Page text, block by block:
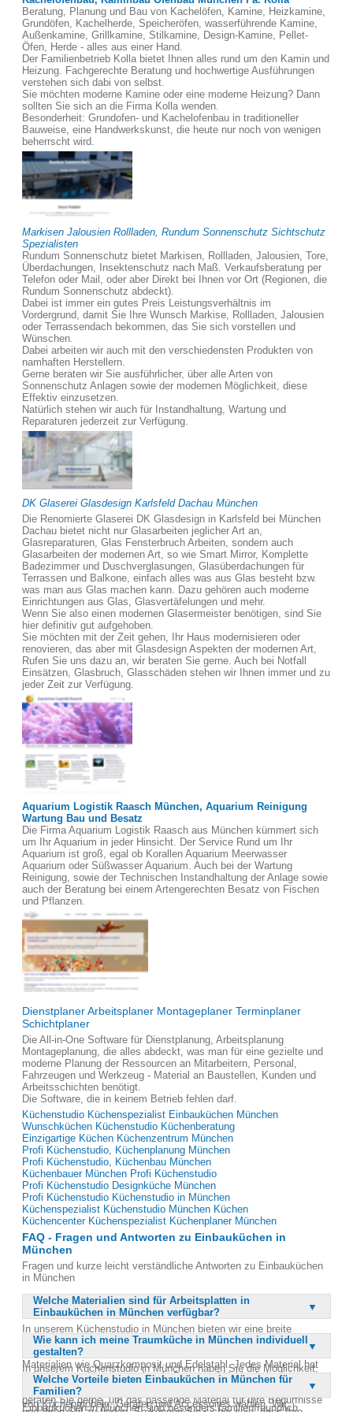
Beratung, Planung und Bau von Kachelöfen, Kamine, Heizkamine,
Grundöfen, Kachelherde, Speicheröfen, wasserführende Kamine,
Außenkamine, Grillkamine, Stilkamine, Design-Kamine, Pellet-
Öfen, Herde - alles aus einer Hand.
Der Familienbetrieb Kolla bietet Ihnen alles rund um den Kamin und
Heizung. Fachgerechte Beratung und hochwertige Ausführungen
verstehen sich dabi von selbst.
Sie möchten moderne Kamine oder eine moderne Heizung? Dann
sollten Sie sich an die Firma Kolla wenden.
Besonderheit: Grundofen- und Kachelofenbau in traditioneller
Bauweise, eine Handwerkskunst, die heute nur noch von wenigen
beherrscht wird.
Markisen Jalousien Rollladen, Rundum Sonnenschutz Sichtschutz
Spezialisten
Rundum Sonnenschutz bietet Markisen, Rollladen, Jalousien, Tore,
Überdachungen, Insektenschutz nach Maß. Verkaufsberatung per
Telefon oder Mail, oder aber Direkt bei Ihnen vor Ort (Regionen, die
Rundum Sonnenschutz abdeckt).
Dabei ist immer ein gutes Preis Leistungsverhältnis im
Vordergrund, damit Sie Ihre Wunsch Markise, Rollladen, Jalousien
oder Terrassendach bekommen, das Sie sich vorstellen und
Wünschen.
Dabei arbeiten wir auch mit den verschiedensten Produkten von
namhaften Herstellern.
Gerne beraten wir Sie ausführlicher, über alle Arten von
Sonnenschutz Anlagen sowie der modernen Möglichkeit, diese
Effektiv einzusetzen.
Natürlich stehen wir auch für Instandhaltung, Wartung und
Reparaturen jederzeit zur Verfügung.
DK Glaserei Glasdesign Karlsfeld Dachau München
Die Renomierte Glaserei DK Glasdesign in Karlsfeld bei München
Dachau bietet nicht nur Glasarbeiten jeglicher Art an,
Glasreparaturen, Glas Fensterbruch Arbeiten, sondern auch
Glasarbeiten der modernen Art, so wie Smart Mirror, Komplette
Badezimmer und Duschverglasungen, Glasüberdachungen für
Terrassen und Balkone, einfach alles was aus Glas besteht bzw.
was man aus Glas machen kann. Dazu gehören auch moderne
Einrichtungen aus Glas, Glasvertäfelungen und mehr.
Wenn Sie also einen modernen Glasermeister benötigen, sind Sie
hier definitiv gut aufgehoben.
Sie möchten mit der Zeit gehen, Ihr Haus modernisieren oder
renovieren, das aber mit Glasdesign Aspekten der modernen Art,
Rufen Sie uns dazu an, wir beraten Sie gerne. Auch bei Notfall
Einsätzen, Glasbruch, Glasschäden stehen wir Ihnen immer und zu
jeder Zeit zur Verfügung.
Aquarium Logistik Raasch München, Aquarium Reinigung
Wartung Bau und Besatz
Die Firma Aquarium Logistik Raasch aus München kümmert sich
um Ihr Aquarium in jeder Hinsicht. Der Service Rund um Ihr
Aquarium ist groß, egal ob Korallen Aquarium Meerwasser
Aquarium oder Süßwasser Aquarium. Auch bei der Wartung
Reinigung, sowie der Technischen Instandhaltung der Anlage sowie
auch der Beratung bei einem Artengerechten Besatz von Fischen
und Pflanzen.
Dienstplaner Arbeitsplaner Montageplaner Terminplaner
Schichtplaner
Die All-in-One Software für Dienstplanung, Arbeitsplanung
Montageplanung, die alles abdeckt, was man für eine gezielte und
moderne Planung der Ressourcen an Mitarbeitern, Personal,
Fahrzeugen und Werkzeug - Material an Baustellen, Kunden und
Arbeitsschichten benötigt.
Die Software, die in keinem Betrieb fehlen darf.
Küchenstudio Küchenspezialist Einbauküchen München
Wunschküchen Küchenstudio Küchenberatung
Einzigartige Küchen Küchenzentrum München
Profi Küchenstudio, Küchenplanung München
Profi Küchenstudio, Küchenbau München
Küchenbauer München Profi Küchenstudio
Profi Küchenstudio Designküche München
Profi Küchenstudio Küchenstudio in München
Küchenspezialist Küchenstudio München Küchen
Küchencenter Küchenspezialist Küchenplaner München
FAQ - Fragen und Antworten zu Einbauküchen in
München
Fragen und kurze leicht verständliche Antworten zu Einbauküchen
in München
Welche Materialien sind für Arbeitsplatten in
Einbauküchen in München verfügbar?
In unserem Küchenstudio in München bieten wir eine breite
Auswahl an Materialien für Arbeitsplatten an. Dazu gehören
klassische Optionen wie Granit und Marmor, aber auch moderne
Materialien wie Quarzkomposit und Edelstahl. Jedes Material hat
seine eigenen Vorzüge, sei es in Bezug auf Haltbarkeit,
Pflegeleichtigkeit oder ästhetische Wirkung. Unsere Fachverkäufer
beraten Sie gerne, um das passende Material für Ihre Bedürfnisse
Wie kann ich meine Traumküche in München individuell
gestalten?
In unserem Küchenstudio in München haben Sie die Möglichkeit,
Ihre Traumküche individuell zu gestalten. Mit der Unterstützung
unserer kompetenten Fachverkäufer können Sie aus einer Vielzahl
von Küchenmöbeln, Geräten und Accessoires wählen. Wir
Welche Vorteile bieten Einbauküchen in München für
Familien?
Einbauküchen in München sind besonders familienfreundlich